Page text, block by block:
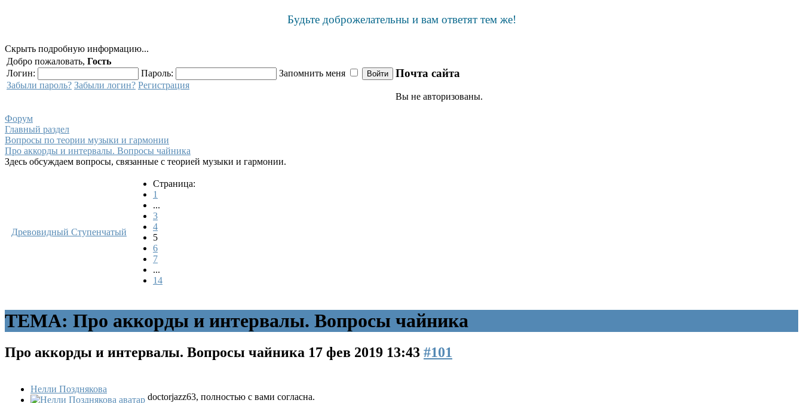
Будьте доброжелательны и вам ответят тем же!
Скрыть подробную информацию...
Добро пожаловать, Гость
Логин:
Пароль:
Запомнить меня
Забыли пароль? Забыли логин? Регистрация
Почта сайта
Вы не авторизованы.
Форум
Главный раздел
Вопросы по теории музыки и гармонии
Про аккорды и интервалы. Вопросы чайника
Здесь обсуждаем вопросы, связанные с теорией музыки и гармонии.
Древовидный Ступенчатый
Страница:
1
...
3
4
5
6
7
...
14
ТЕМА: Про аккорды и интервалы. Вопросы чайника
Про аккорды и интервалы. Вопросы чайника 17 фев 2019 13:43 #101
Нелли Позднякова
doctorjazz63, полностью с вами согласна.